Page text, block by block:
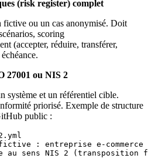
(risk register) complet
fictive ou un cas anonymisé. Doit
scoring
(accepter, réduire, transférer,
27001 ou NIS 2
système et un référentiel cible.
priorisé. Exemple de structure
public :
: entreprise e-
au sens NIS 2 (transposition